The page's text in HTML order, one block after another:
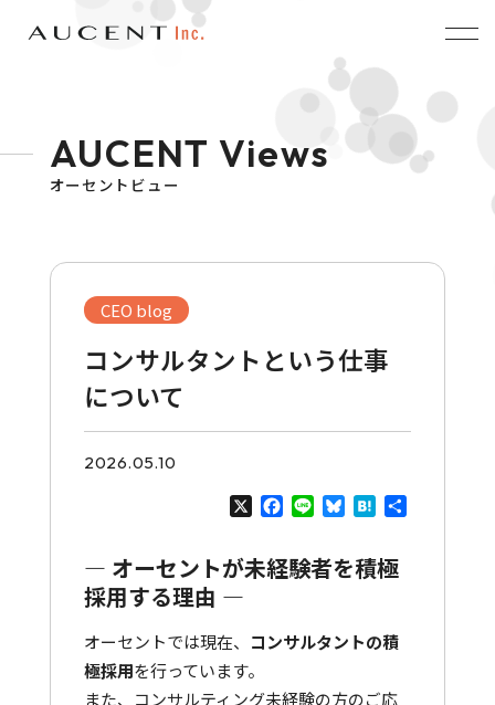
AUCENT Views
オーセントビュー
CEO blog
コンサルタントという仕事
について
2026.05.10
X Facebook
Line Bluesky
Hatena
― オーセントが未経験者を積極
採用する理由 ―
オーセントでは現在、
コンサルタントの積
極採用を行っています。
また、コンサルティング未経験の方のご応